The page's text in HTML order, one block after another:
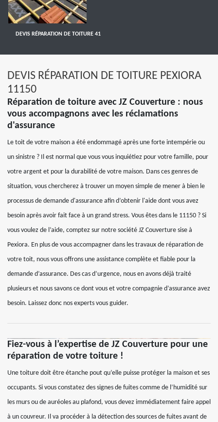
DEVIS RÉPARATION DE TOITURE 41
DEVIS RÉPARATION DE TOITURE PEXIORA
11150
Réparation de toiture avec JZ Couverture : nous
vous accompagnons avec les réclamations
d'assurance
Le toit de votre maison a été endommagé après une forte intempérie ou
un sinistre ? Il est normal que vous vous inquiétiez pour votre famille, pour
votre argent et pour la durabilité de votre maison. Dans ces genres de
situation, vous chercherez à trouver un moyen simple de mener à bien le
processus de demande d'assurance afin d’obtenir l'aide dont vous avez
besoin après avoir fait face à un grand stress. Vous êtes dans le 11150 ? Si
vous voulez de l’aide, comptez sur notre société JZ Couverture sise à
Pexiora. En plus de vous accompagner dans les travaux de réparation de
votre toit, nous vous offrons une assistance complète et fiable pour la
demande d’assurance. Des cas d’urgence, nous en avons déjà traité
plusieurs et nous savons ce dont vous et votre compagnie d’assurance avez
besoin. Laissez donc nos experts vous guider.
Fiez-vous à l’expertise de JZ Couverture pour une
réparation de votre toiture !
Une toiture doit être étanche pout qu’elle puisse protéger la maison et ses
occupants. Si vous constatez des signes de fuites comme de l’humidité sur
les murs ou de auréoles au plafond, vous devez immédiatement faire appel
à un couvreur. Il va procéder à la détection des sources de fuites avant de